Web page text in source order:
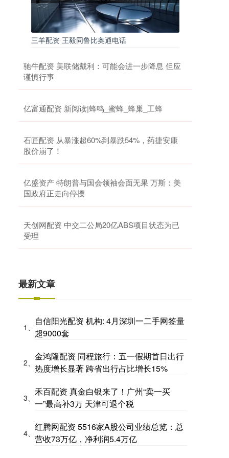
三羊配资 王毅同鲁比奥通电话
驰牛配资 美联储戴利：可能会进一步降息 但应
谨慎行事
亿富通配资 新阅读|蜂鸣_蜜蜂_蜂巢_工蜂
石匠配资 从暴涨超60%到暴跌54%，药捷安康
股价崩了！
亿盛资产 特朗普与国会领袖会面无果 万斯：美
国政府正走向停摆
天创网配资 中交二公局20亿ABS项目状态为已
受理
最新文章
1、
自信阳光配资 机构: 4月深圳一二手网签量
超9000套
2、
金鸿隆配资 同程旅行：五一假期首日出行
热度增长显著 跨省出行占比增长15%
3、
禾百配资 真金白银来了！广州“卖一买
一”最高补3万 天津可退个税
4、
红腾网配资 5516家A股公司业绩总览：总
营收73万亿，净利润5.4万亿